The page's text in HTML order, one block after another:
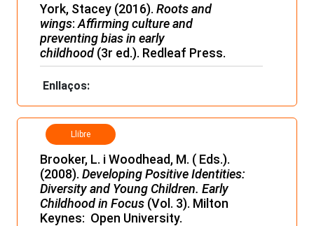
York, Stacey (2016). Roots and
wings: Affirming culture and
preventing bias in early
childhood(3r ed.). Redleaf Press.
Enllaços:
Llibre
Brooker, L. i Woodhead, M. ( Eds.).
(2008). Developing Positive Identities:
Diversity and Young Children. Early
Childhood in Focus (Vol. 3). Milton
Keynes: Open University.